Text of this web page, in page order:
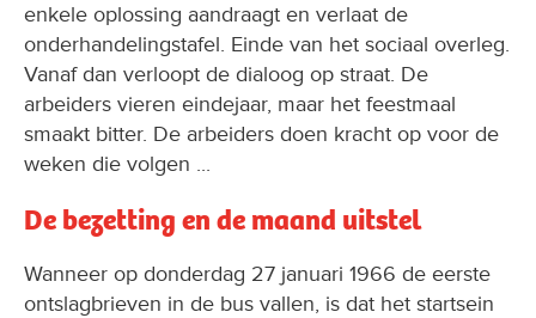
enkele oplossing aandraagt en verlaat de
onderhandelingstafel. Einde van het sociaal overleg.
Vanaf dan verloopt de dialoog op straat. De
arbeiders vieren eindejaar, maar het feestmaal
smaakt bitter. De arbeiders doen kracht op voor de
weken die volgen ...
De bezetting en de maand uitstel
Wanneer op donderdag 27 januari 1966 de eerste
ontslagbrieven in de bus vallen, is dat het startsein